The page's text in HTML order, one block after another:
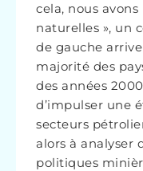
cela, nous
naturelles », un
de gauche
majorité des
des années
d’impulser une
secteurs
alors à analyser
politiques